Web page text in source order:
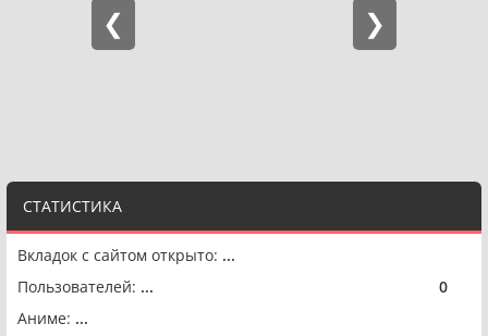
СТАТИСТИКА
Вкладок с сайтом открыто: ...
Пользователей: ... 0
Аниме: ...